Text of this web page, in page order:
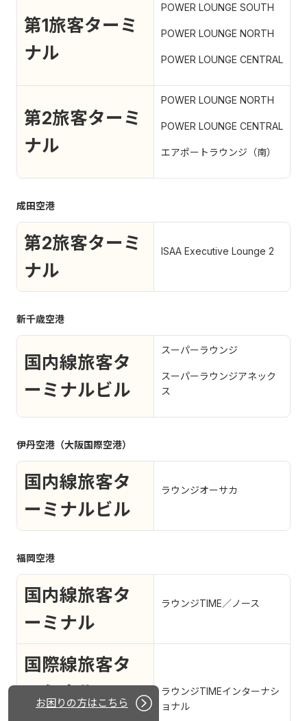
第1旅客ターミ
ナル
POWER LOUNGE SOUTH
POWER LOUNGE NORTH
POWER LOUNGE CENTRAL
第2旅客ターミ
ナル
POWER LOUNGE NORTH
POWER LOUNGE CENTRAL
エアポートラウンジ（南）
成田空港
第2旅客ターミ
ナル
ISAA Executive Lounge 2
新千歳空港
国内線旅客タ
ーミナルビル
スーパーラウンジ
スーパーラウンジアネック
ス
伊丹空港（大阪国際空港）
国内線旅客タ
ーミナルビル
ラウンジオーサカ
福岡空港
国内線旅客タ
ーミナル
ラウンジTIME／ノース
国際線旅客タ
ーミナル
ラウンジTIMEインターナシ
ョナル
お困りの方はこちら